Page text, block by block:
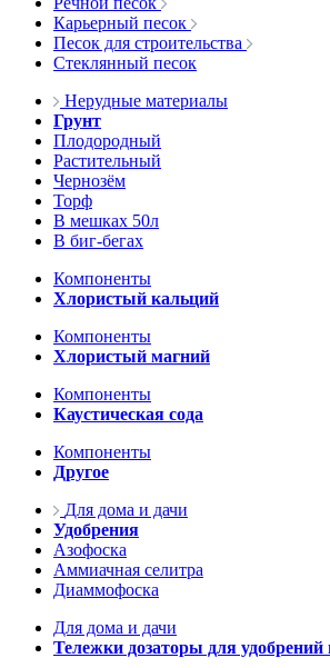
Карьерный песок
Песок для строительства
Стеклянный песок
Нерудные материалы
Грунт
Плодородный
Растительный
Чернозём
Торф
В мешках 50л
В биг-бегах
Компоненты
Хлористый кальций
Компоненты
Хлористый магний
Компоненты
Каустическая сода
Компоненты
Другое
Для дома и дачи
Удобрения
Азофоска
Аммиачная селитра
Диаммофоска
Для дома и дачи
Тележки дозаторы для удобрений